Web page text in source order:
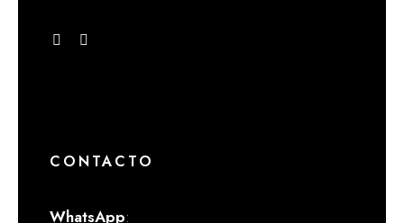
CONTACTO
WhatsApp: